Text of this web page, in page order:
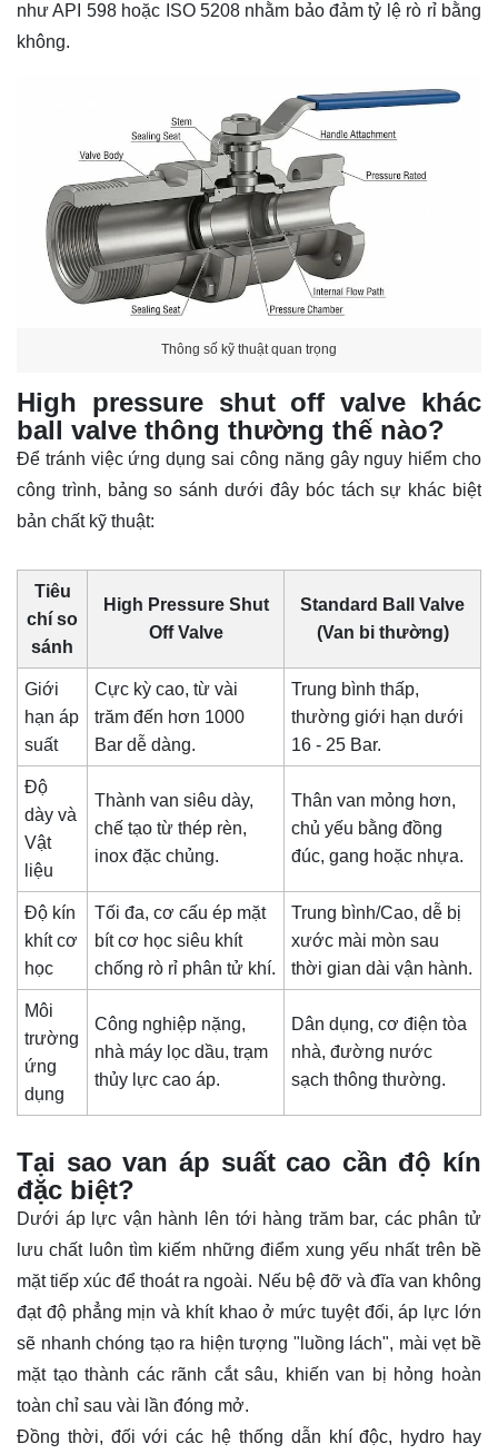
như API 598 hoặc ISO 5208 nhằm bảo đảm tỷ lệ rò rỉ bằng
không.
Thông số kỹ thuật quan trọng
High pressure shut off valve khác
ball valve thông thường thế nào?
Để tránh việc ứng dụng sai công năng gây nguy hiểm cho
công trình, bảng so sánh dưới đây bóc tách sự khác biệt
bản chất kỹ thuật:
Tiêu
chí so
sánh
High Pressure Shut
Off Valve
Standard Ball Valve
(Van bi thường)
Giới
hạn áp
suất
Cực kỳ cao, từ vài
trăm đến hơn 1000
Bar dễ dàng.
Trung bình thấp,
thường giới hạn dưới
16 - 25 Bar.
Độ
dày và
Vật
liệu
Thành van siêu dày,
chế tạo từ thép rèn,
inox đặc chủng.
Thân van mỏng hơn,
chủ yếu bằng đồng
đúc, gang hoặc nhựa.
Độ kín
khít cơ
học
Tối đa, cơ cấu ép mặt
bít cơ học siêu khít
chống rò rỉ phân tử khí.
Trung bình/Cao, dễ bị
xước mài mòn sau
thời gian dài vận hành.
Môi
trường
ứng
dụng
Công nghiệp nặng,
nhà máy lọc dầu, trạm
thủy lực cao áp.
Dân dụng, cơ điện tòa
nhà, đường nước
sạch thông thường.
Tại sao van áp suất cao cần độ kín
đặc biệt?
Dưới áp lực vận hành lên tới hàng trăm bar, các phân tử
lưu chất luôn tìm kiếm những điểm xung yếu nhất trên bề
mặt tiếp xúc để thoát ra ngoài. Nếu bệ đỡ và đĩa van không
đạt độ phẳng mịn và khít khao ở mức tuyệt đối, áp lực lớn
sẽ nhanh chóng tạo ra hiện tượng "luồng lách", mài vẹt bề
mặt tạo thành các rãnh cắt sâu, khiến van bị hỏng hoàn
toàn chỉ sau vài lần đóng mở.
Đồng thời, đối với các hệ thống dẫn khí độc, hydro hay